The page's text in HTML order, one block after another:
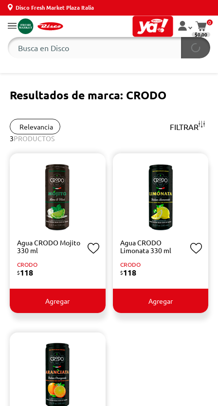
Disco Fresh Market Plaza Italia
0
$0,00
Resultados de marca: CRODO
Relevancia FILTRAR
3PRODUCTOS
Agua CRODO Mojito
330 ml
CRODO
$118
Agregar
Agua CRODO
Limonata 330 ml
CRODO
$118
Agregar